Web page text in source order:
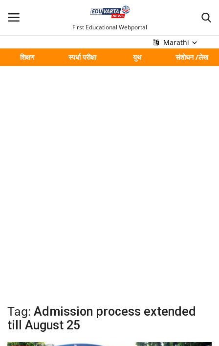
First Educational Webportal
Marathi
शिक्षण
स्पर्धा परीक्षा युथ संशोधन /लेख
मुख्य
मनोरंजन
गॅलरी
Tag: Admission process extended
till August 25